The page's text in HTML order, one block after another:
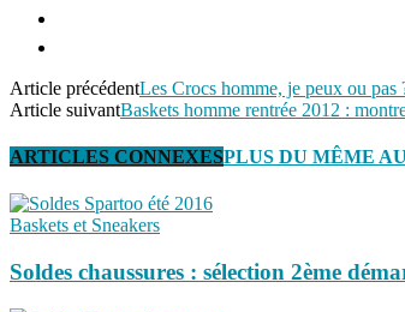
Article précédentLes Crocs homme, je peux ou pas
Article suivantBaskets homme rentrée 2012 :
ARTICLES CONNEXESPLUS DU MÊME
Baskets et Sneakers
Soldes chaussures : sélection 2ème